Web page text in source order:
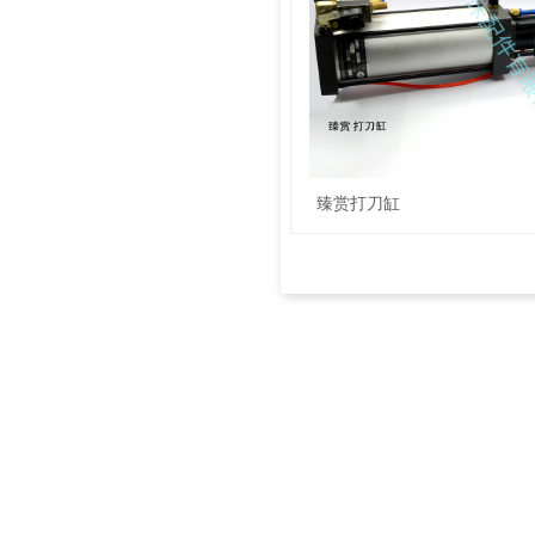
臻赏打刀缸